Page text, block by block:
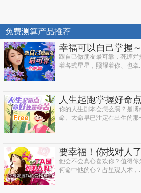
免费测算产品推荐
幸福可以自己掌握～
跟自己做朋友最可靠，死缠
着各式星星，照耀着你、也牵
人生起跑掌握好命点
你的人生剧本会怎么演？是
命、太命早已注定在出生的那
要幸福！你找对人
他会不会真心喜欢你？值得
何命中他的心？占星观人术，